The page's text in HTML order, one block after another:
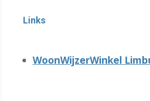
Links
WoonWijzerWinkel